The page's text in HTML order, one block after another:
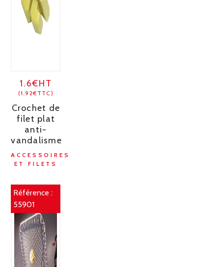
1.6€HT
(1.92€TTC)
Crochet de
filet plat
anti-
vandalisme
ACCESSOIRES
ET FILETS
Référence :
55901